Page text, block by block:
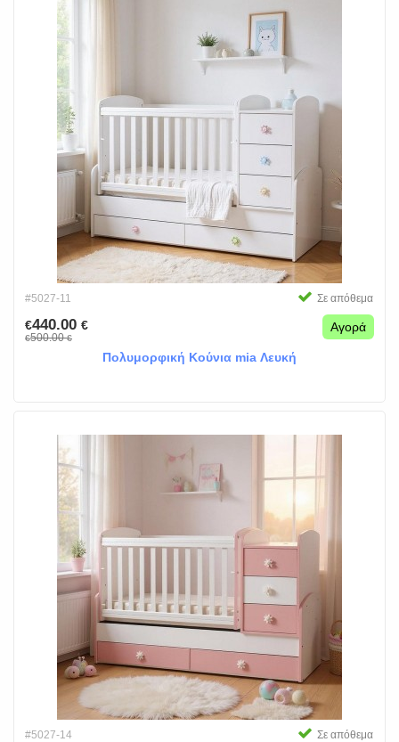
#5027-11 Σε απόθεμα
€440.00 €
€500.00€
Αγορά
Πολυμορφική Κούνια mia Λευκή
#5027-14 Σε απόθεμα